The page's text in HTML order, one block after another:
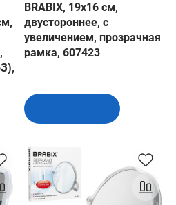
BRABIX, 19х16 см,
двустороннее, с
увеличением, прозрачная
рамка, 607423